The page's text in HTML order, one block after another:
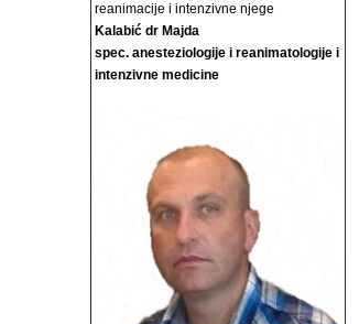
reanimacije i intenzivne njege
Kalabić dr Majda
spec. anesteziologije i reanimatologije i
intenzivne medicine